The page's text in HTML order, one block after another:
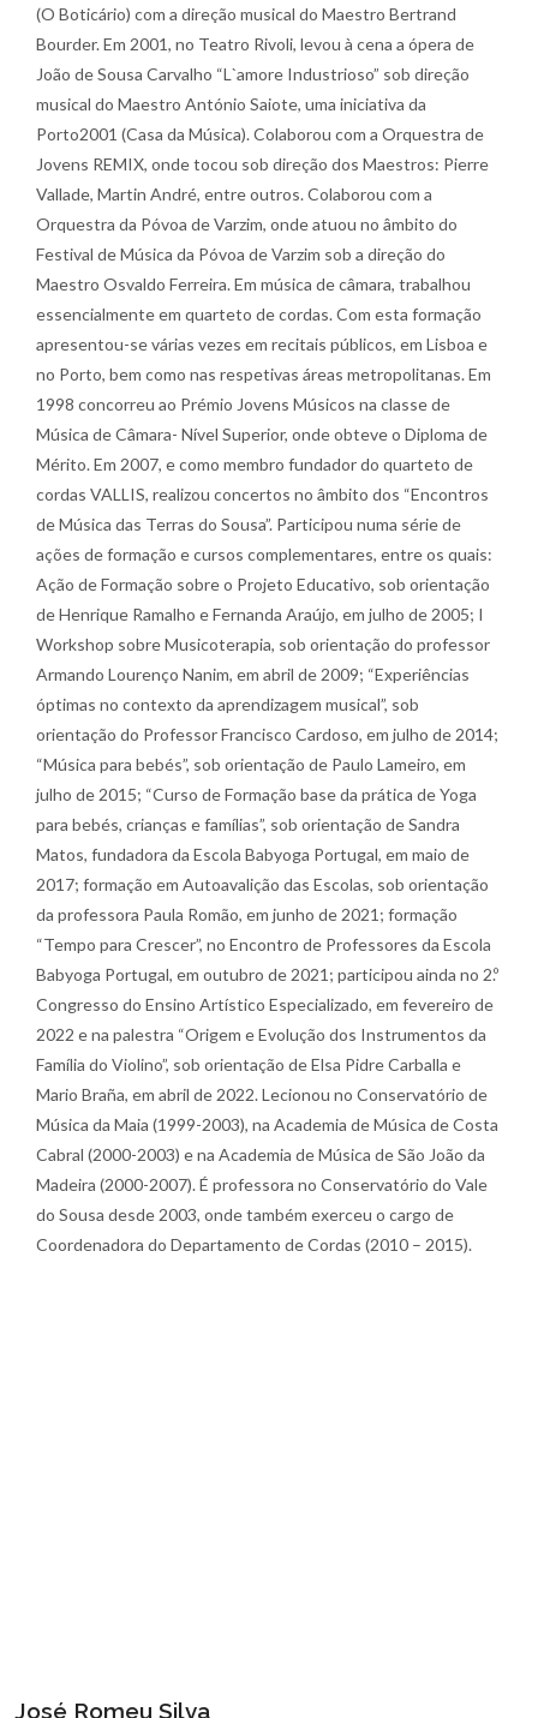
(O Boticário) com a direção musical do Maestro Bertrand
Bourder. Em 2001, no Teatro Rivoli, levou à cena a ópera de
João de Sousa Carvalho “L`amore Industrioso” sob direção
musical do Maestro António Saiote, uma iniciativa da
Porto2001 (Casa da Música). Colaborou com a Orquestra de
Jovens REMIX, onde tocou sob direção dos Maestros: Pierre
Vallade, Martin André, entre outros. Colaborou com a
Orquestra da Póvoa de Varzim, onde atuou no âmbito do
Festival de Música da Póvoa de Varzim sob a direção do
Maestro Osvaldo Ferreira. Em música de câmara, trabalhou
essencialmente em quarteto de cordas. Com esta formação
apresentou-se várias vezes em recitais públicos, em Lisboa e
no Porto, bem como nas respetivas áreas metropolitanas. Em
1998 concorreu ao Prémio Jovens Músicos na classe de
Música de Câmara- Nível Superior, onde obteve o Diploma de
Mérito. Em 2007, e como membro fundador do quarteto de
cordas VALLIS, realizou concertos no âmbito dos “Encontros
de Música das Terras do Sousa”. Participou numa série de
ações de formação e cursos complementares, entre os quais:
Ação de Formação sobre o Projeto Educativo, sob orientação
de Henrique Ramalho e Fernanda Araújo, em julho de 2005; I
Workshop sobre Musicoterapia, sob orientação do professor
Armando Lourenço Nanim, em abril de 2009; “Experiências
óptimas no contexto da aprendizagem musical”, sob
orientação do Professor Francisco Cardoso, em julho de 2014;
“Música para bebés”, sob orientação de Paulo Lameiro, em
julho de 2015; “Curso de Formação base da prática de Yoga
para bebés, crianças e famílias”, sob orientação de Sandra
Matos, fundadora da Escola Babyoga Portugal, em maio de
2017; formação em Autoavalição das Escolas, sob orientação
da professora Paula Romão, em junho de 2021; formação
“Tempo para Crescer”, no Encontro de Professores da Escola
Babyoga Portugal, em outubro de 2021; participou ainda no 2.º
Congresso do Ensino Artístico Especializado, em fevereiro de
2022 e na palestra “Origem e Evolução dos Instrumentos da
Família do Violino”, sob orientação de Elsa Pidre Carballa e
Mario Braña, em abril de 2022. Lecionou no Conservatório de
Música da Maia (1999-2003), na Academia de Música de Costa
Cabral (2000-2003) e na Academia de Música de São João da
Madeira (2000-2007). É professora no Conservatório do Vale
do Sousa desde 2003, onde também exerceu o cargo de
Coordenadora do Departamento de Cordas (2010 – 2015).
Filipe Fernandes